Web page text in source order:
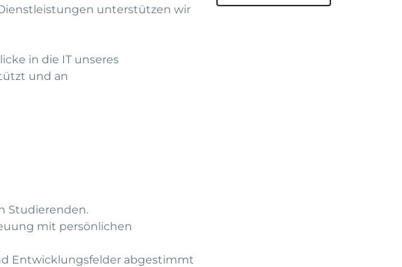
unterstützen wir
in die IT unseres
und an
Studierenden.
mit persönlichen
Entwicklungsfelder abgestimmt